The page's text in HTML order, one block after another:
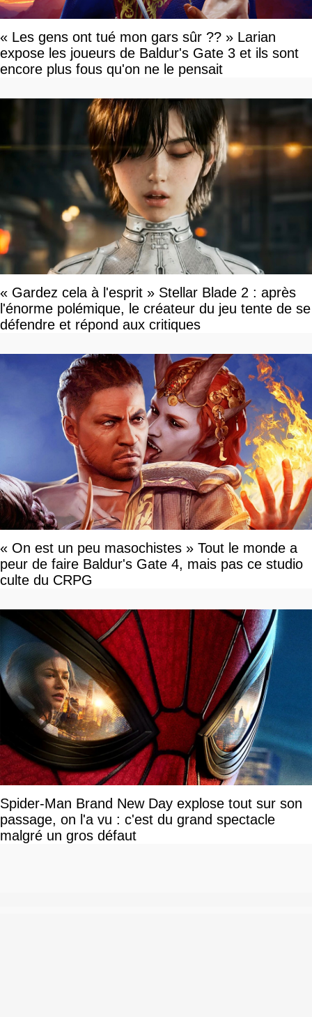
« Les gens ont tué mon gars sûr ?? » Larian
expose les joueurs de Baldur's Gate 3 et ils sont
encore plus fous qu'on ne le pensait
« Gardez cela à l'esprit » Stellar Blade 2 : après
l'énorme polémique, le créateur du jeu tente de se
défendre et répond aux critiques
« On est un peu masochistes » Tout le monde a
peur de faire Baldur's Gate 4, mais pas ce studio
culte du CRPG
Spider-Man Brand New Day explose tout sur son
passage, on l'a vu : c'est du grand spectacle
malgré un gros défaut